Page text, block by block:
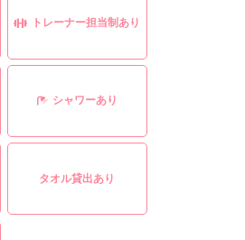
トレーナー担当制あり
シャワーあり
タオル貸出あり